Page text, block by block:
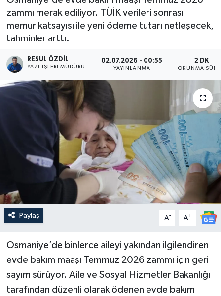
zammı merak ediliyor. TÜİK verileri sonrası
memur katsayısı ile yeni ödeme tutarı netleşecek,
tahminler arttı.
RESUL ÖZDIL
YAZI İŞLERI MÜDÜRÜ
02.07.2026 - 00:55
YAYINLANMA
2 DK
OKUNMA
Paylaş A- A+
Osmaniye’de binlerce aileyi yakından ilgilendiren
evde bakım maaşı Temmuz 2026 zammı için geri
sayım sürüyor. Aile ve Sosyal Hizmetler Bakanlığı
tarafından düzenli olarak ödenen evde bakım